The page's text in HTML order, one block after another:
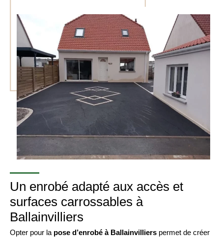
Un enrobé adapté aux accès et
surfaces carrossables à
Ballainvilliers
Opter pour la pose d’enrobé à Ballainvilliers permet de créer